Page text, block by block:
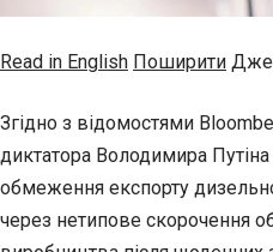
Read in English Поширити
Згідно з відомостями
диктатора Володимира Путіна
обмеження експорту
через нетипове скорочення